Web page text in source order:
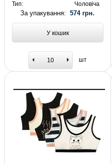
Тип:
Чоловіча
За упакування:574 грн.
У кошик
шт